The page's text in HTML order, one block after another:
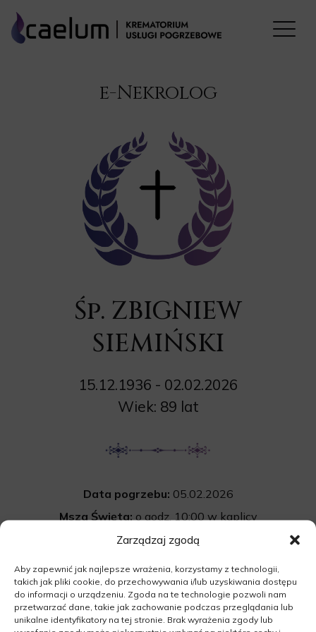
Zarządzaj zgodą
Aby zapewnić jak najlepsze wrażenia, korzystamy z technologii,
takich jak pliki cookie, do przechowywania i/lub uzyskiwania dostępu
do informacji o urządzeniu. Zgoda na te technologie pozwoli nam
przetwarzać dane, takie jak zachowanie podczas przeglądania lub
unikalne identyfikatory na tej stronie. Brak wyrażenia zgody lub
e-Nekrolog
Śp. ZBIGNIEW
SIEMIŃSKI
15.12.1936 - 02.02.2026
Wiek: 89 lat
Data pogrzebu: 05.02.2026
Msza Święta: o godz. 10:00 w kaplicy
na cmentarzu komunalnym w Skwierzynie
rozpocznie się po mszy św. na cmentarzu
komunalnym w Skwierzynie.
66-400 Skwierzyna